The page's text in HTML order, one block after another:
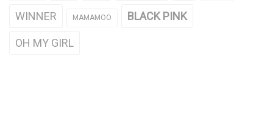
WINNER MAMAMOO BLACK PINK
OH MY GIRL